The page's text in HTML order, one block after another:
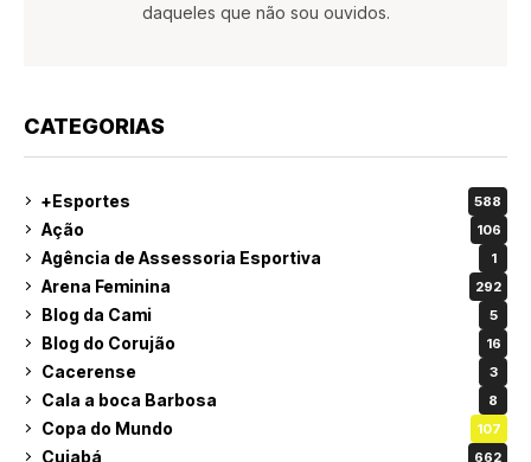
daqueles que não sou ouvidos.
CATEGORIAS
+Esportes 588
Ação 106
Agência de Assessoria Esportiva 1
Arena Feminina 292
Blog da Cami 5
Blog do Corujão 16
Cacerense 3
Cala a boca Barbosa 8
Copa do Mundo 107
Cuiabá 662